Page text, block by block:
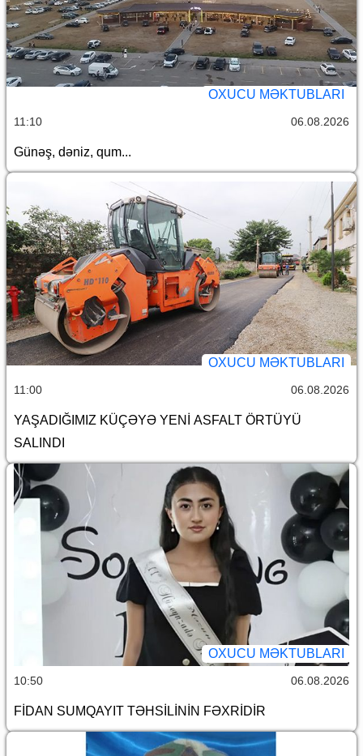
OXUCU MƏKTUBLARI
11:10 06.08.2026
Günəş, dəniz, qum...
OXUCU MƏKTUBLARI
11:00 06.08.2026
YAŞADIĞIMIZ KÜÇƏYƏ YENİ ASFALT ÖRTÜYÜ
SALINDI
OXUCU MƏKTUBLARI
10:50 06.08.2026
FİDAN SUMQAYIT TƏHSİLİNİN FƏXRİDİR